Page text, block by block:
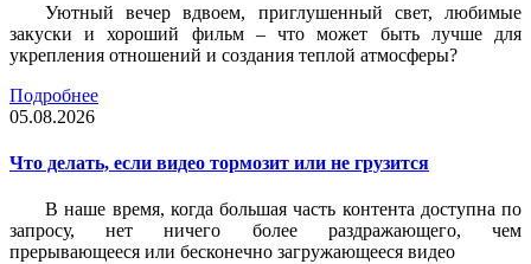
Уютный вечер вдвоем, приглушенный свет, любимые
закуски и хороший фильм – что может быть лучше для
укрепления отношений и создания теплой атмосферы?
Подробнее
05.08.2026
Что делать, если видео тормозит или не грузится
В наше время, когда большая часть контента доступна по
запросу, нет ничего более раздражающего, чем
прерывающееся или бесконечно загружающееся видео